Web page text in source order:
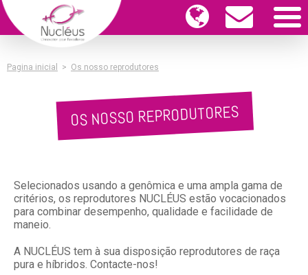
Pagina inicial > Os nosso reprodutores
OS NOSSO REPRODUTORES
Selecionados usando a genômica e uma ampla gama de
critérios, os reprodutores NUCLÉUS estão vocacionados
para combinar desempenho, qualidade e facilidade de
maneio.
A NUCLÉUS tem à sua disposição reprodutores de raça
pura e híbridos. Contacte-nos!